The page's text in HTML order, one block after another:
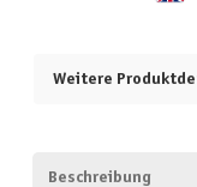
Weitere
Beschreibung